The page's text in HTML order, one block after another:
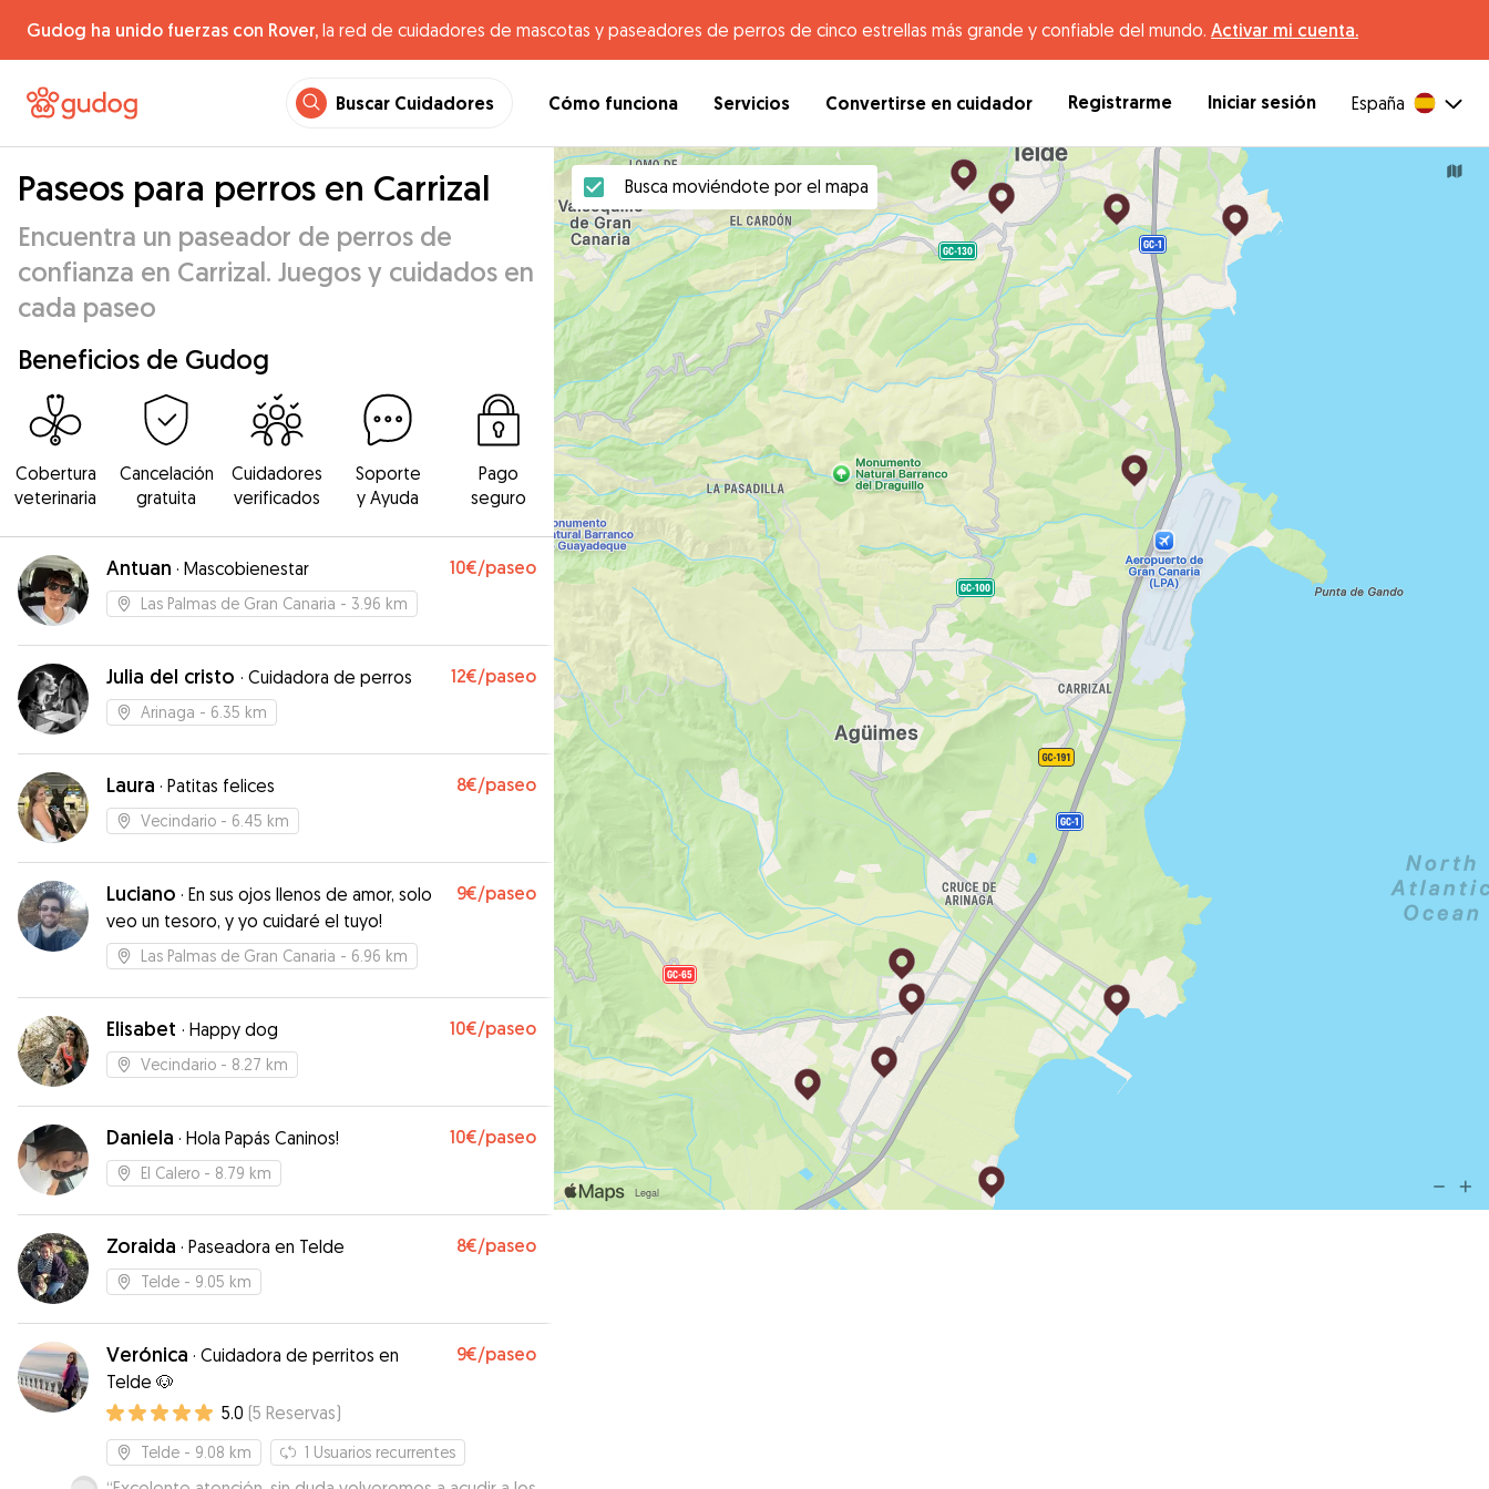
Gudog ha unido fuerzas con Rover, la red de cuidadores de mascotas y paseadores de perros de cinco estrellas más grande y confiable del mundo. Activar mi cuenta.
Buscar Cuidadores Cómo funciona Servicios Convertirse en cuidador Registrarme Iniciar sesión España
Paseos para perros en Carrizal
Encuentra un paseador de perros de
confianza en Carrizal. Juegos y cuidados en
cada paseo
Beneficios de Gudog
Cobertura
veterinaria
Cancelación
gratuita
Cuidadores
verificados
Soporte
y Ayuda
Pago
seguro
Antuan · Mascobienestar 10€/paseo
Las Palmas de Gran Canaria - 3.96 km
Julia del cristo · Cuidadora de perros 12€/paseo
Arinaga - 6.35 km
Laura · Patitas felices 8€/paseo
Vecindario - 6.45 km
Luciano · En sus ojos llenos de amor, solo
veo un tesoro, y yo cuidaré el tuyo!
9€/paseo
Las Palmas de Gran Canaria - 6.96 km
Elisabet · Happy dog 10€/paseo
Vecindario - 8.27 km
Daniela · Hola Papás Caninos! 10€/paseo
El Calero - 8.79 km
Zoraida · Paseadora en Telde 8€/paseo
Telde - 9.05 km
Verónica · Cuidadora de perritos en
Telde 🐶
9€/paseo
5.0 (5 Reservas)
Telde - 9.08 km 1 Usuarios recurrentes
Busca moviéndote por el mapa